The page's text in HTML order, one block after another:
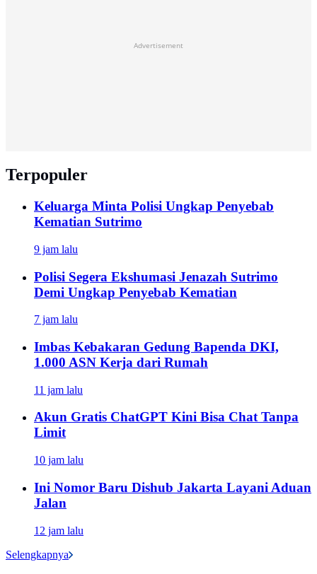
Advertisement
Terpopuler
Keluarga Minta Polisi Ungkap Penyebab
Kematian Sutrimo
9 jam lalu
Polisi Segera Ekshumasi Jenazah Sutrimo
Demi Ungkap Penyebab Kematian
7 jam lalu
Imbas Kebakaran Gedung Bapenda DKI,
1.000 ASN Kerja dari Rumah
11 jam lalu
Akun Gratis ChatGPT Kini Bisa Chat Tanpa
Limit
10 jam lalu
Ini Nomor Baru Dishub Jakarta Layani Aduan
Jalan
12 jam lalu
Selengkapnya